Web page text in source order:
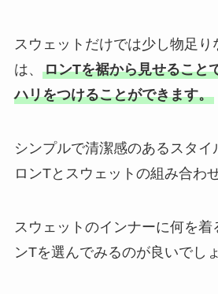
スウェットだけでは少し物足り
は、 ロンTを裾から見せること
ハリをつけることができます。
シンプルで清潔感のあるスタイ
ロンTとスウェットの組み合わ
スウェットのインナーに何を着
ンTを選んでみるのが良いでしょ